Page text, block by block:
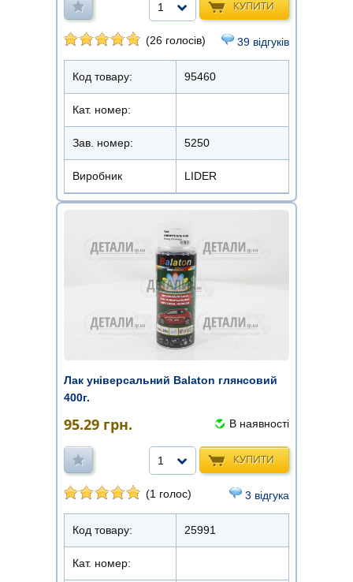
КУПИТИ
1
(26 голосів) 39 відгуків
Код товару: 95460
Кат. номер:
Зав. номер: 5250
Виробник LIDER
Лак універсальний Balaton глянсовий
400г.
95.29 грн. В наявності
КУПИТИ
1
(1 голос) 3 відгука
Код товару: 25991
Кат. номер: